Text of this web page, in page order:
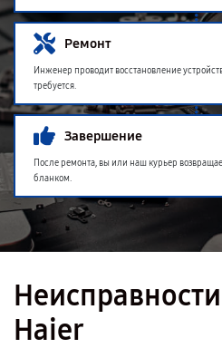
Ремонт
Инженер проводит восстановление
требуется.
Завершение
После ремонта, вы или наш курьер
бланком.
Haier